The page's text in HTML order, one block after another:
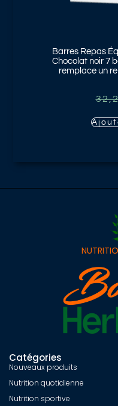
Barres Repas
Chocolat noir7
remplace un
Catégories
Nouveaux produits
Nutrition quotidienne
Nutrition sportive